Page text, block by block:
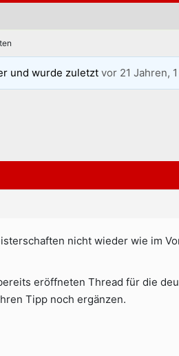
und wurde zuletztvor 21 Jahren,
nicht wieder wie im
eröffneten Thread für die
Tipp noch ergänzen.